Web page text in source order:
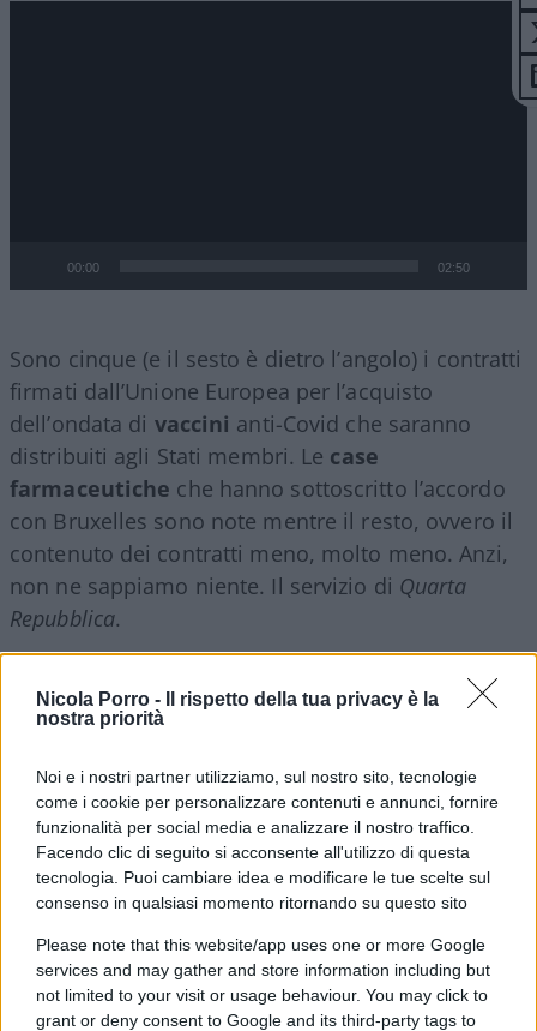
Nicola Porro -
Il rispetto della tua privacy è la
nostra priorità
Noi e i nostri partner utilizziamo, sul nostro sito, tecnologie
come i cookie per personalizzare contenuti e annunci, fornire
funzionalità per social media e analizzare il nostro traffico.
Facendo clic di seguito si acconsente all'utilizzo di questa
tecnologia. Puoi cambiare idea e modificare le tue scelte sul
consenso in qualsiasi momento ritornando su questo sito
Please note that this website/app uses one or more Google
services and may gather and store information including but
not limited to your visit or usage behaviour. You may click to
grant or deny consent to Google and its third-party tags to
00:00 02:50
Sono cinque (e il sesto è dietro l’angolo) i contratti
firmati dall’Unione Europea per l’acquisto
dell’ondata di vaccini anti-Covid che saranno
distribuiti agli Stati membri. Le case
farmaceutiche che hanno sottoscritto l’accordo
con Bruxelles sono note mentre il resto, ovvero il
contenuto dei contratti meno, molto meno. Anzi,
non ne sappiamo niente. Il servizio di Quarta
Repubblica.
Dalla puntata del 23 novembre 2020
#VACCINO
16
Leggi i commenti
SEDUTE SATIRICHE
Vignetta del 07/08/2026